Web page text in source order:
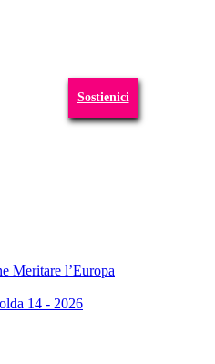
Sostienici
Meritare l’Europa
14 - 2026